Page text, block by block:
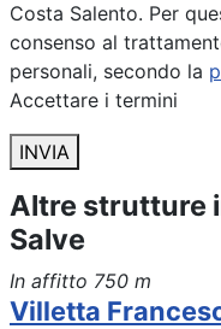
Costa Salento. Per
consenso al
personali, secondo la
Accettare i termini
INVIA
Altre strutture
Salve
In affitto 750 m
Villetta